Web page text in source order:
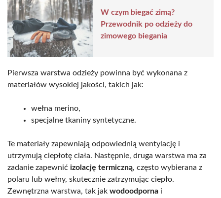
W czym biegać zimą?
Przewodnik po odzieży do
zimowego biegania
Pierwsza warstwa odzieży powinna być wykonana z
materiałów wysokiej jakości, takich jak:
wełna merino,
specjalne tkaniny syntetyczne.
Te materiały zapewniają odpowiednią wentylację i
utrzymują ciepłotę ciała. Następnie, druga warstwa ma za
zadanie zapewnić izolację termiczną, często wybierana z
polaru lub wełny, skutecznie zatrzymując ciepło.
Zewnętrzna warstwa, tak jak wodoodporna i